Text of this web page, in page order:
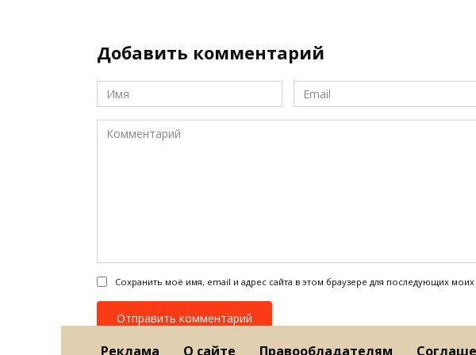
Добавить комментарий
Имя
*
Email
*
Комментарий
Сохранить моё имя, email и адрес сайта в этом браузере для последующих
Реклама О сайте Правообладателям